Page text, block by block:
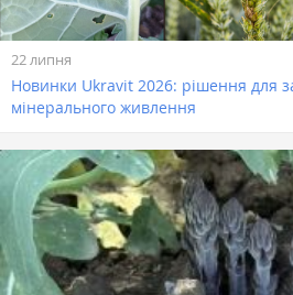
22 липня
Новинки Ukravit 2026: рішення для
мінерального живлення